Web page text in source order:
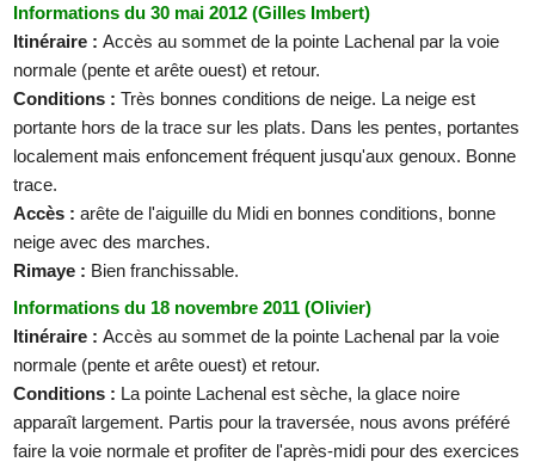
Informations du 30 mai 2012 (Gilles Imbert)
Itinéraire : Accès au sommet de la pointe Lachenal par la voie
normale (pente et arête ouest) et retour.
Conditions : Très bonnes conditions de neige. La neige est
portante hors de la trace sur les plats. Dans les pentes, portantes
localement mais enfoncement fréquent jusqu'aux genoux. Bonne
trace.
Accès : arête de l'aiguille du Midi en bonnes conditions, bonne
neige avec des marches.
Rimaye : Bien franchissable.
Informations du 18 novembre 2011 (Olivier)
Itinéraire : Accès au sommet de la pointe Lachenal par la voie
normale (pente et arête ouest) et retour.
Conditions : La pointe Lachenal est sèche, la glace noire
apparaît largement. Partis pour la traversée, nous avons préféré
faire la voie normale et profiter de l'après-midi pour des exercices